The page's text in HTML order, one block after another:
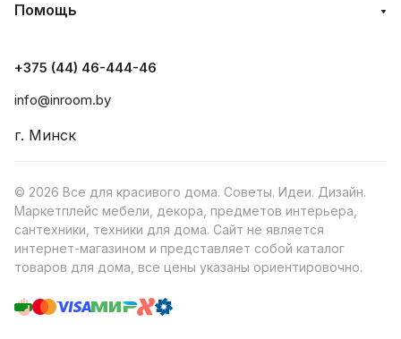
Помощь
+375 (44) 46-444-46
info@inroom.by
г. Минск
© 2026 Все для красивого дома. Советы. Идеи. Дизайн.
Маркетплейс мебели, декора, предметов интерьера,
сантехники, техники для дома. Сайт не является
интернет-магазином и представляет собой каталог
товаров для дома, все цены указаны ориентировочно.